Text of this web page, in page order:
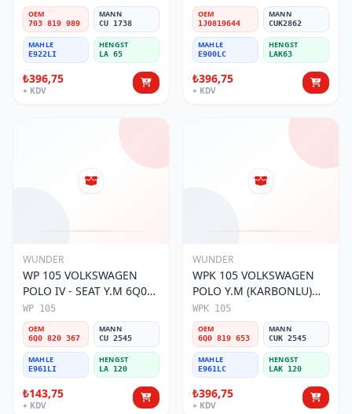
OEM
703 819 989
MANN
CU 1738
MAHLE
E922LI
HENGST
LA 65
₺396,75
+ KDV
OEM
1J0819644
MANN
CUK2862
MAHLE
E900LC
HENGST
LAK63
₺396,75
+ KDV
WUNDER
WP 105 VOLKSWAGEN
POLO IV - SEAT Y.M 6Q0
820 367 Polen Filtresi
WP 105
OEM
6Q0 820 367
MANN
CU 2545
MAHLE
E961LI
HENGST
LA 120
₺143,75
+ KDV
WUNDER
WPK 105 VOLKSWAGEN
POLO Y.M (KARBONLU)
6Q0 819 653 Polen Filtresi
WPK 105
OEM
6Q0 819 653
MANN
CUK 2545
MAHLE
E961LC
HENGST
LAK 120
₺396,75
+ KDV